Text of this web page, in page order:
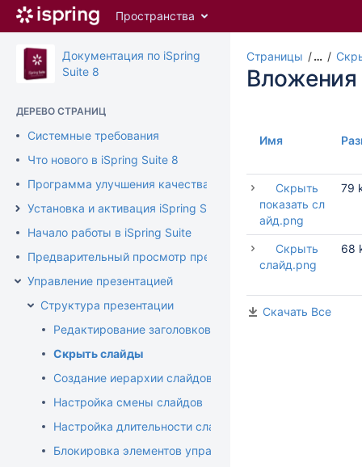
Перейти
содержимому
assistive.skiplink.to.breadcrumbs
assistive.skiplink.to.quick.search
Пространства
Документация по iSpring
Suite 8
ДЕРЕВО СТРАНИЦ
Системные требования
Что нового в iSpring Suite 8
Программа улучшения качества продукта
Установка и активация iSpring Suite
Начало работы в iSpring Suite
Предварительный просмотр презентации
Управление презентацией
Структура презентации
Редактирование заголовков слайдов
Скрыть слайды
Создание иерархии слайдов
Настройка смены слайдов
Настройка длительности слайда
Блокировка элементов управления
Страницы …
Вложения
Имя
Скрыть
показать сл
айд.png
79
Скрыть
слайд.png
68
Скачать Все